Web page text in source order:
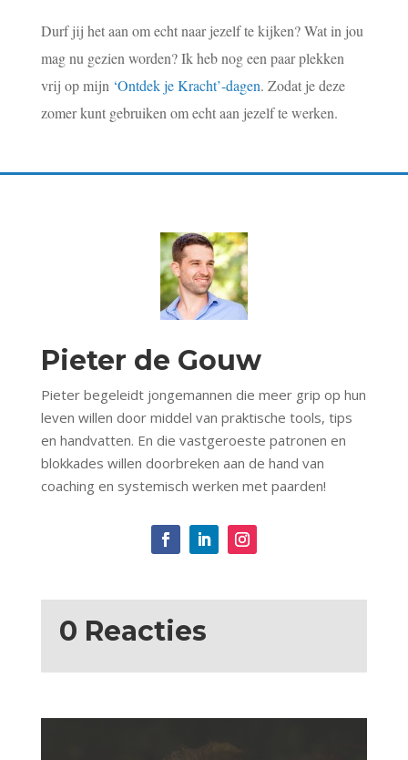
Durf jij het aan om echt naar jezelf te kijken? Wat in jou
mag nu gezien worden? Ik heb nog een paar plekken
vrij op mijn ‘Ontdek je Kracht’-dagen. Zodat je deze
zomer kunt gebruiken om echt aan jezelf te werken.
Pieter de Gouw
Pieter begeleidt jongemannen die meer grip op hun
leven willen door middel van praktische tools, tips
en handvatten. En die vastgeroeste patronen en
blokkades willen doorbreken aan de hand van
coaching en systemisch werken met paarden!
0 Reacties